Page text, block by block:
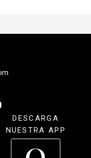
DESCARGA
NUESTRA APP